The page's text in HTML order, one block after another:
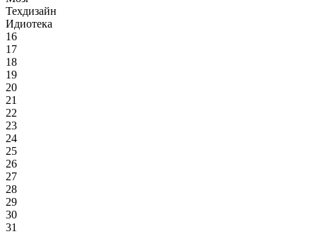
Техдизайн
Идиотека
16
17
18
19
20
21
22
23
24
25
26
27
28
29
30
31